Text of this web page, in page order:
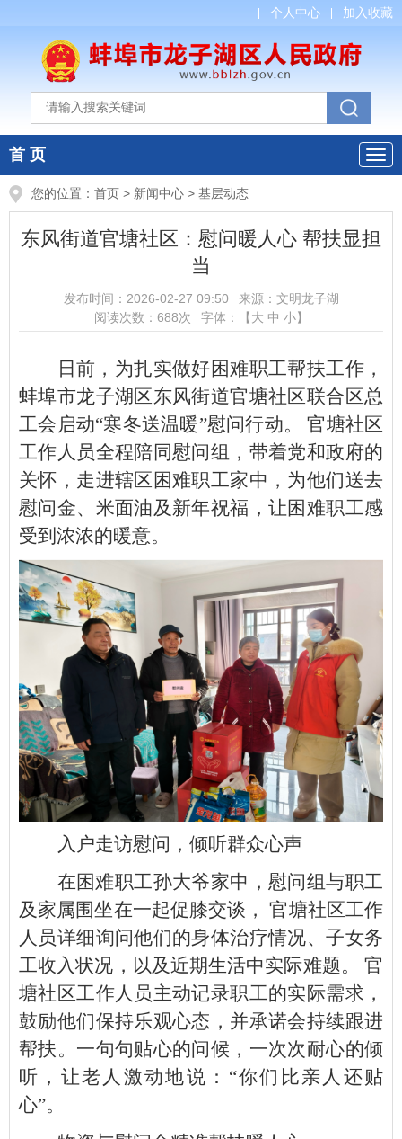
个人中心 加入收藏
首 页
您的位置： 首页 > 新闻中心 > 基层动态
东风街道官塘社区：慰问暖人心 帮扶显担
当
发布时间： 2026-02-27 09:50 来源： 文明龙子湖
阅读次数： 688次 字体：【大 中 小】
日前，为扎实做好困难职工帮扶工作，
蚌埠市龙子湖区东风街道官塘社区联合区总
工会启动“寒冬送温暖”慰问行动。 官塘社区
工作人员全程陪同慰问组，带着党和政府的
关怀，走进辖区困难职工家中，为他们送去
慰问金、米面油及新年祝福，让困难职工感
受到浓浓的暖意。
入户走访慰问，倾听群众心声
在困难职工孙大爷家中，慰问组与职工
及家属围坐在一起促膝交谈， 官塘社区工作
人员详细询问他们的身体治疗情况、子女务
工收入状况，以及近期生活中实际难题。 官
塘社区工作人员主动记录职工的实际需求，
鼓励他们保持乐观心态，并承诺会持续跟进
帮扶。一句句贴心的问候，一次次耐心的倾
听，让老人激动地说：“你们比亲人还贴
心”。